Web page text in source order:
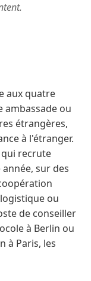
aux quatre
ambassade ou
étrangères,
à l'étranger.
recrute
sur des
ou
de conseiller
à Berlin ou
à Paris, les